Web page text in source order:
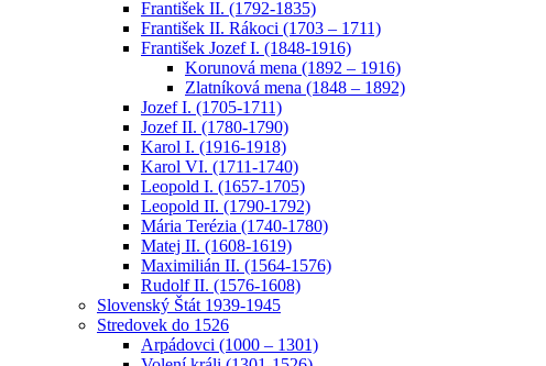
František II. (1792-1835)
František II. Rákoci (1703 – 1711)
František Jozef I. (1848-1916)
Korunová mena (1892 – 1916)
Zlatníková mena (1848 – 1892)
Jozef I. (1705-1711)
Jozef II. (1780-1790)
Karol I. (1916-1918)
Karol VI. (1711-1740)
Leopold I. (1657-1705)
Leopold II. (1790-1792)
Mária Terézia (1740-1780)
Matej II. (1608-1619)
Maximilián II. (1564-1576)
Rudolf II. (1576-1608)
Slovenský Štát 1939-1945
Stredovek do 1526
Arpádovci (1000 – 1301)